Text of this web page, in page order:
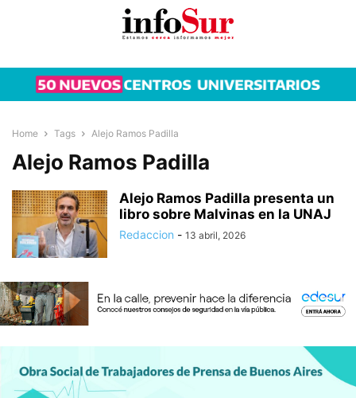
Home Tags Alejo Ramos Padilla
Alejo Ramos Padilla
Alejo Ramos Padilla presenta un
libro sobre Malvinas en la UNAJ
Redaccion - 13 abril, 2026